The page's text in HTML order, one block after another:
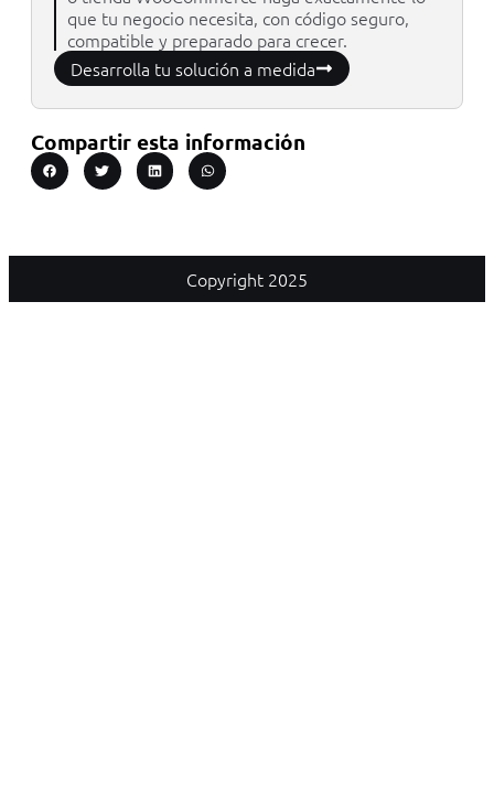
que tu negocio necesita, con código seguro,
compatible y preparado para crecer.
Desarrolla tu solución a medida
Compartir esta información
Copyright 2025